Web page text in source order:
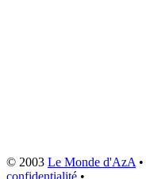
© 2003 Le Monde d'AzA•